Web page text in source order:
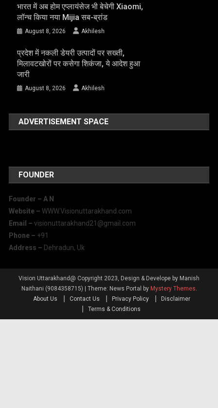
भारत में अब होम एप्लायंसेज भी बेचेगी Xiaomi,
लॉन्च किया नया Mijia सब-ब्रांड
August 8, 2026 Akhilesh
प्रदेश में नकली डेयरी उत्पादों पर सख्ती,
मिलावटखोरों पर कसेगा शिकंजा, ये आदेश हुआ
जारी
August 8, 2026 Akhilesh
ADVERTISEMENT SPACE
FOUNDER
Founder – A N
Website –WWW.Visionuttarakhand.com
Email – visionuttarakhand21@gmail.com
Phone – +91
Address – Dehradun, Uk
Vision Uttarakhand@ Copyright 2023, Design & Develope by Manish
Naithani (9084358715) | Theme: News Portal by Mystery Themes.
About Us
Contact Us Privacy Policy
Disclaimer
Terms & Conditions